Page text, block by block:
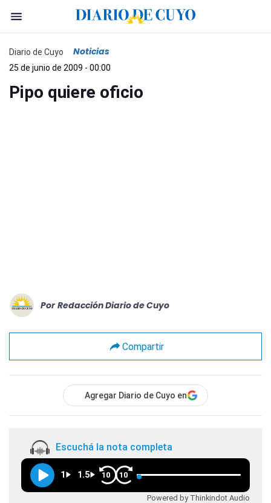
Diario de Cuyo Noticias
25 de junio de 2009 - 00:00
Pipo quiere oficio
Por Redacción Diario de Cuyo
Compartir
Agregar Diario de Cuyo en
Escuchá la nota completa
1 1.5 10 10
Powered by Thinkindot Audio